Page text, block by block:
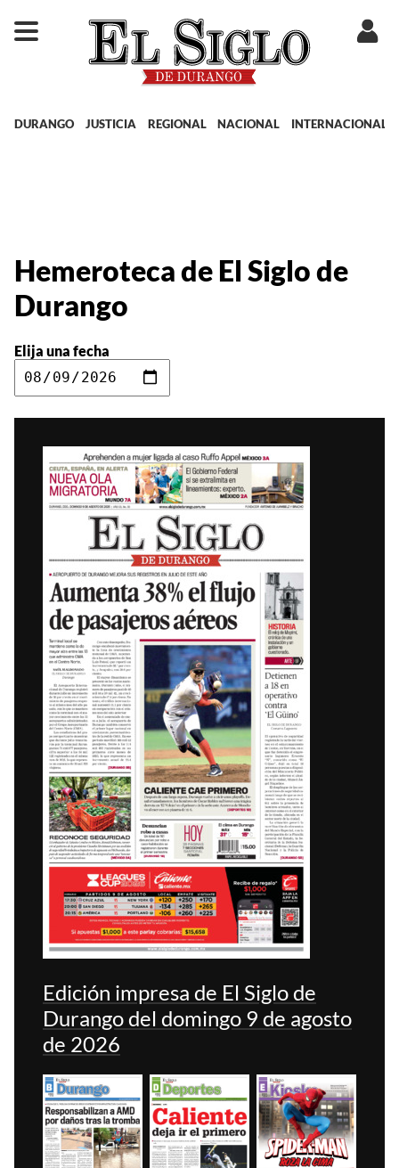
DURANGO JUSTICIA REGIONAL NACIONAL INTERNACIONAL
Hemeroteca de El Siglo de
Durango
Elija una fecha
Edición impresa de El Siglo de
Durango del domingo 9 de agosto
de 2026